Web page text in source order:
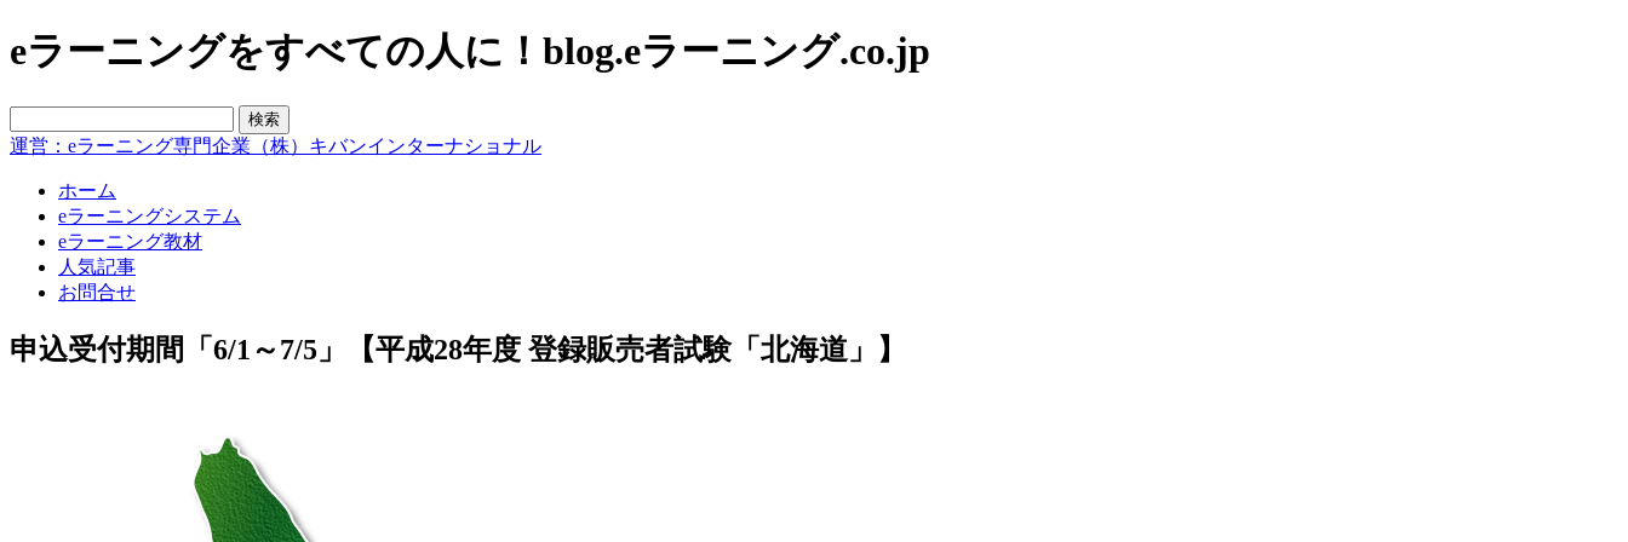
eラーニングをすべての人に！blog.eラーニング.co.jp
運営：eラーニング専門企業（株）キバンインターナショナル
ホーム
eラーニングシステム
eラーニング教材
人気記事
お問合せ
申込受付期間「6/1～7/5」【平成28年度 登録販売者試験「北海道」】